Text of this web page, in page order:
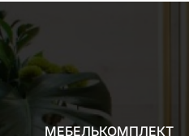
МЕБЕЛЬКОМПЛЕКТ